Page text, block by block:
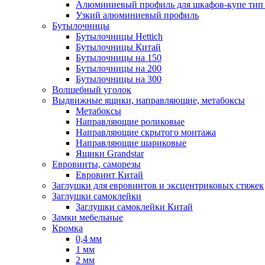
Алюминиевый профиль для шкафов-купе
Узкий алюминиевый профиль
Бутылочницы
Бутылочницы Hettich
Бутылочницы Китай
Бутылочницы на 150
Бутылочницы на 200
Бутылочницы на 300
Волшебный уголок
Выдвижные ящики, направляющие, метабоксы
Метабоксы
Направляющие роликовые
Направляющие скрытого монтажа
Направляющие шариковые
Ящики Grandstar
Евровинты, саморезы
Евровинт Китай
Заглушки для евровинтов и эксцентриковых стяжек
Заглушки самоклейки
Заглушки самоклейки Китай
Замки мебельные
Кромка
0,4 мм
1 мм
2 мм